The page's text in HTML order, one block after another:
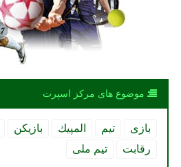
موضوع های مركز اسپرت
بازی تیم المپیك بازیكن
رقابت
تیم ملی